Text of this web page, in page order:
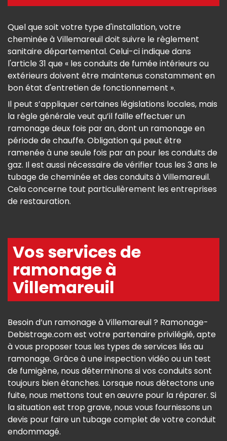
Quel que soit votre type d'installation, votre
cheminée à Villemareuil doit suivre le règlement
sanitaire départemental. Celui-ci indique dans
l'article 31 que « les conduits de fumée intérieurs ou
extérieurs doivent être maintenus constamment en
bon état d'entretien de fonctionnement ».
Il peut s’appliquer certaines législations locales, mais
la règle générale veut qu’il faille effectuer un
ramonage deux fois par an, dont un ramonage en
période de chauffe. Obligation qui peut être
ramenée à une seule fois par an pour les conduits de
gaz. Il est aussi nécessaire de vérifier tous les 3 ans le
tubage de cheminée et des conduits à Villemareuil.
Cela concerne tout particulièrement les entreprises
de restauration.
Vos services de
ramonage à
Villemareuil
Besoin d’un ramonage à Villemareuil ? Ramonage-
Debistrage.com est votre partenaire privilégié, apte
à vous proposer tous les types de services liés au
ramonage. Grâce à une inspection vidéo ou un test
de fumigène, nous déterminons si vos conduits sont
toujours bien étanches. Lorsque nous détectons une
fuite, nous mettons tout en œuvre pour la réparer. Si
la situation est trop grave, nous vous fournissons un
devis pour faire un tubage complet de votre conduit
endommagé.